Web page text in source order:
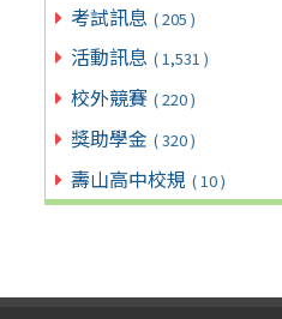
考試訊息 ( 205 )
活動訊息 ( 1,531 )
校外競賽 ( 220 )
獎助學金 ( 320 )
壽山高中校規 ( 10 )